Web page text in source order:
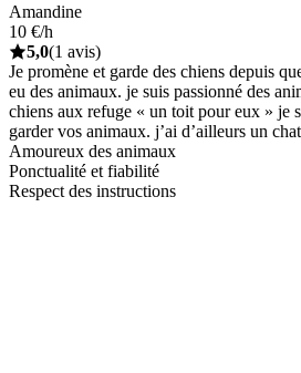
Amandine
10 €/h
5,0(1 avis)
Je promène et garde des chiens depuis
eu des animaux. je suis passionné des
chiens aux refuge « un toit pour eux » je
garder vos animaux. j’ai d’ailleurs un
Amoureux des animaux
Ponctualité et fiabilité
Respect des instructions